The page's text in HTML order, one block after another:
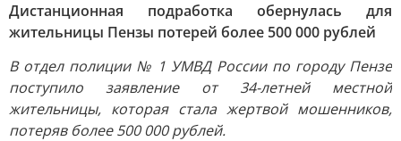
Дистанционная подработка обернулась для
жительницы Пензы потерей более 500 000 рублей
В отдел полиции № 1 УМВД России по городу Пензе
поступило заявление от 34-летней местной
жительницы, которая стала жертвой мошенников,
потеряв более 500 000 рублей.